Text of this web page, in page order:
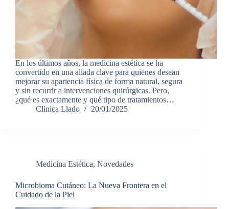
En los últimos años, la medicina estética se ha
convertido en una aliada clave para quienes desean
mejorar su apariencia física de forma natural, segura
y sin recurrir a intervenciones quirúrgicas. Pero,
¿qué es exactamente y qué tipo de tratamientos…
Clinica Llado
20/01/2025
Medicina Estética, Novedades
Microbioma Cutáneo: La Nueva Frontera en el
Cuidado de la Piel